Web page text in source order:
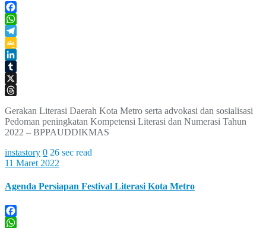
Facebook
WhatsApp
Telegram
Google
Classroom
LinkedIn
Tumblr
X
Gerakan Literasi Daerah Kota Metro serta advokasi dan sosialisasi
Pedoman peningkatan Kompetensi Literasi dan Numerasi Tahun
2022 – BPPAUDDIKMAS
instastory 0 26 sec read
11 Maret 2022
Agenda Persiapan Festival Literasi Kota Metro
Facebook